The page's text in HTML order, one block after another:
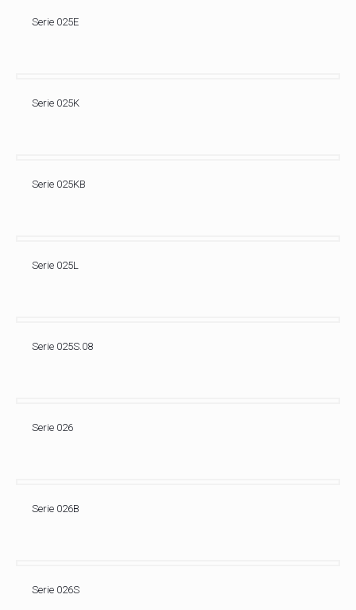
Serie 025E
Serie 025K
Serie 025KB
Serie 025L
Serie 025S.08
Serie 026
Serie 026B
Serie 026S